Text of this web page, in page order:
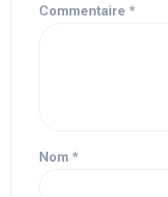
Commentaire *
Nom *